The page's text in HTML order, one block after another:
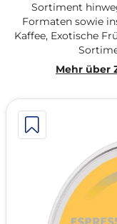
Sortiment
Formaten sowie
Kaffee, Exotische
Mehr über